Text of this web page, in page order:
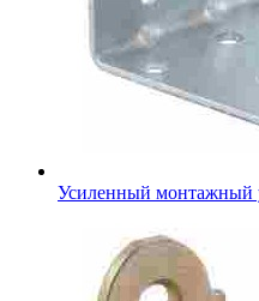
Усиленный монтажный